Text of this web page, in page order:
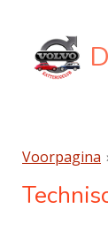
direct
naar
Voorpagina